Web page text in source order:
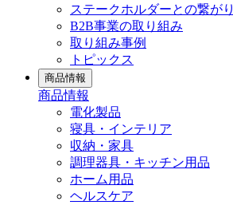
ステークホルダーとの繋がり
B2B事業の取り組み
取り組み事例
トピックス
商品情報
商品情報
電化製品
寝具・インテリア
収納・家具
調理器具・キッチン用品
ホーム用品
ヘルスケア